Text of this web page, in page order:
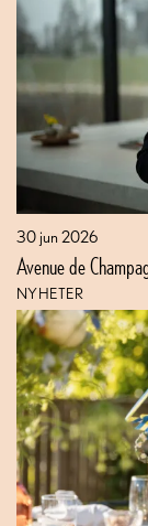
30 jun 2026
Avenue de
NYHETER